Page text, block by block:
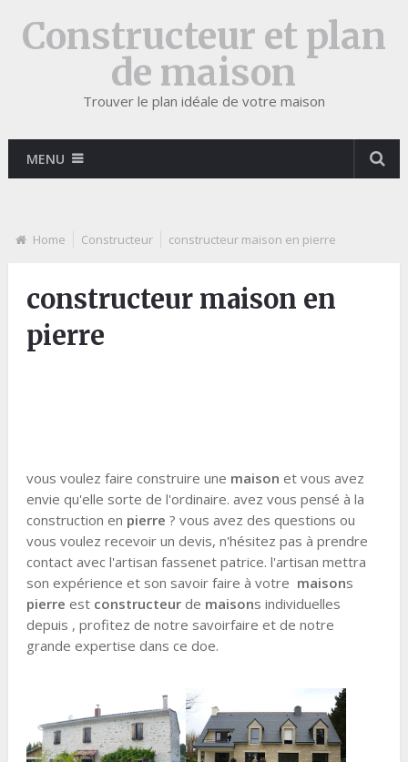
Constructeur et plan
de maison
Trouver le plan idéale de votre maison
MENU
Home Constructeur constructeur maison en pierre
constructeur maison en
pierre
vous voulez faire construire une maison et vous avez
envie qu'elle sorte de l'ordinaire. avez vous pensé à la
construction en pierre ? vous avez des questions ou
vous voulez recevoir un devis, n'hésitez pas à prendre
contact avec l'artisan fassenet patrice. l'artisan mettra
son expérience et son savoir faire à votre maisons
pierre est constructeurde maisons individuelles
depuis , profitez de notre savoirfaire et de notre
grande expertise dans ce doe.